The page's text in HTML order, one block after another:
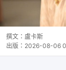
撰文： 盧卡斯
出版： 2026-08-06